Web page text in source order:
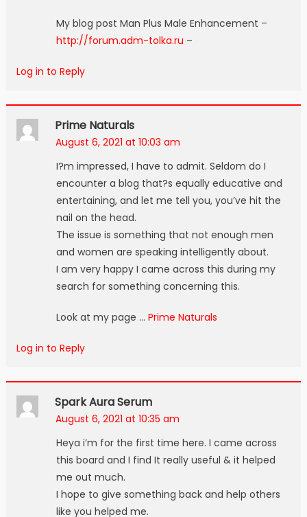
My blog post Man Plus Male Enhancement –
http://forum.adm-tolka.ru –
Log in to Reply
Prime Naturals
August 6, 2021 at 10:03 am
I?m impressed, I have to admit. Seldom do I
encounter a blog that?s equally educative and
entertaining, and let me tell you, you’ve hit the
nail on the head.
The issue is something that not enough men
and women are speaking intelligently about.
I am very happy I came across this during my
search for something concerning this.
Look at my page … Prime Naturals
Log in to Reply
Spark Aura Serum
August 6, 2021 at 10:35 am
Heya i’m for the first time here. I came across
this board and I find It really useful & it helped
me out much.
I hope to give something back and help others
like you helped me.